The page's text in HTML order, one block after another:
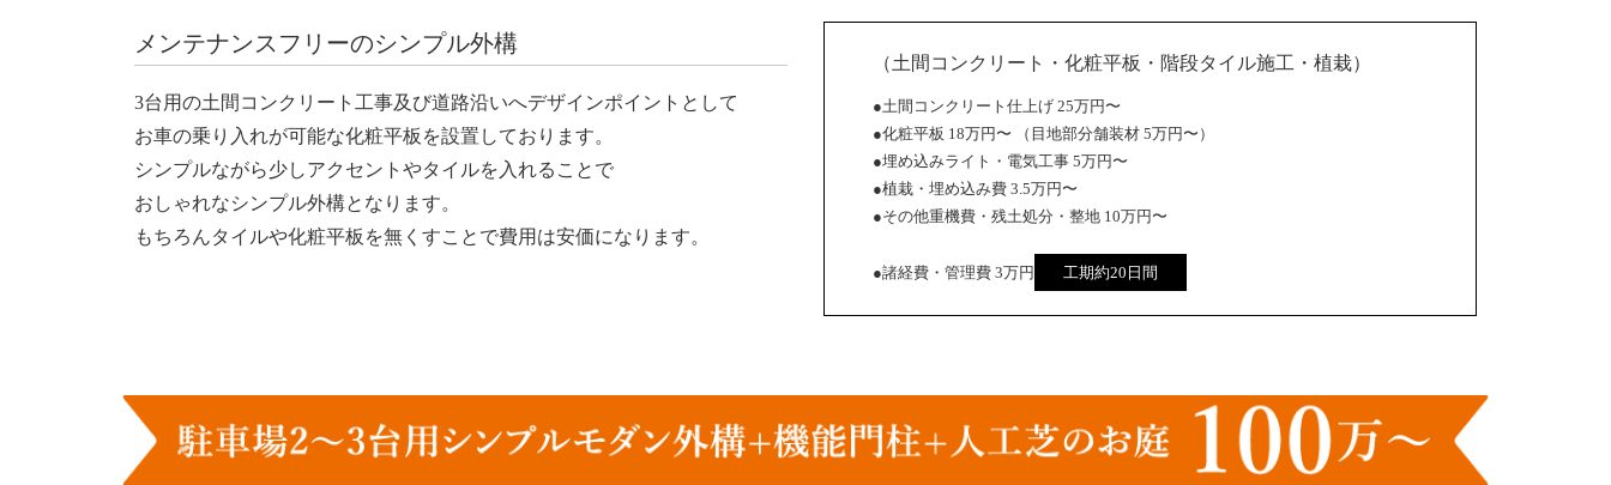
メンテナンスフリーのシンプル外構
3台用の土間コンクリート工事及び道路沿いへデザインポイントとして
お車の乗り入れが可能な化粧平板を設置しております。
シンプルながら少しアクセントやタイルを入れることで
おしゃれなシンプル外構となります。
もちろんタイルや化粧平板を無くすことで費用は安価になります。
（土間コンクリート・化粧平板・階段タイル施工・植栽）
●土間コンクリート仕上げ 25万円〜
●化粧平板 18万円〜 （目地部分舗装材 5万円〜）
●埋め込みライト・電気工事 5万円〜
●植栽・埋め込み費 3.5万円〜
●その他重機費・残土処分・整地 10万円〜
●諸経費・管理費 3万円 工期約20日間